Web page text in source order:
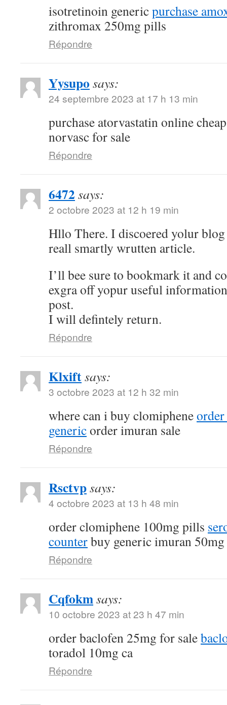
isotretinoin genericpurchase
zithromax 250mg pills
Répondre
Yysupo says:
24 septembre 2023 at 17 h 13 min
purchase atorvastatin online
norvasc for sale
Répondre
6472 says:
2 octobre 2023 at 12 h 19 min
Hllo There. I discoered yolur
reall smartly wrutten article.
I’ll bee sure to bookmark it and
exgra off yopur useful
post.
I will defintely return.
Répondre
Klxiftsays:
3 octobre 2023 at 12 h 32 min
where can i buy clomiphene
genericorder imuran sale
Répondre
Rsctvpsays:
4 octobre 2023 at 13 h 48 min
order clomiphene 100mg pills
counterbuy generic imuran 50mg
Répondre
Cqfokmsays:
10 octobre 2023 at 23 h 47 min
order baclofen 25mg for sale
toradol 10mg ca
Répondre